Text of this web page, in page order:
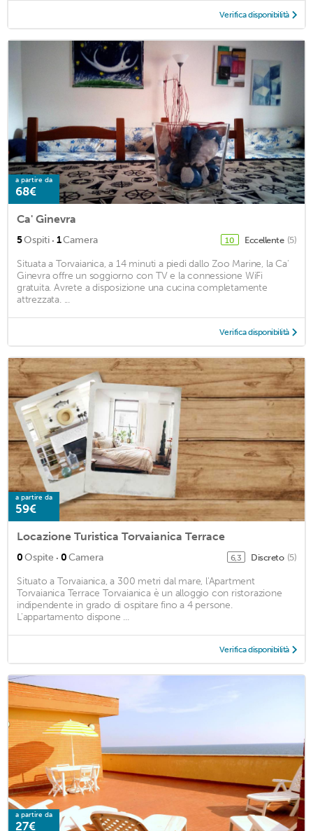
Verifica disponibilità
a partire da
68€
Ca' Ginevra
5Ospiti · 1Camera 10 Eccellente (5)
Situata a Torvaianica, a 14 minuti a piedi dallo Zoo Marine, la Ca'
Ginevra offre un soggiorno con TV e la connessione WiFi
gratuita. Avrete a disposizione una cucina completamente
attrezzata. ...
Verifica disponibilità
a partire da
59€
Locazione Turistica Torvaianica Terrace
0Ospite · 0Camera 6,3 Discreto (5)
Situato a Torvaianica, a 300 metri dal mare, l'Apartment
Torvaianica Terrace Torvaianica è un alloggio con ristorazione
indipendente in grado di ospitare fino a 4 persone.
L'appartamento dispone ...
Verifica disponibilità
a partire da
27€